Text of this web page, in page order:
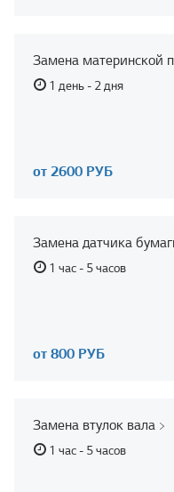
Замена материнской
1 день - 2 дня
от 2600 РУБ
Замена датчика
1 час - 5 часов
от 800 РУБ
Замена втулок вала
1 час - 5 часов